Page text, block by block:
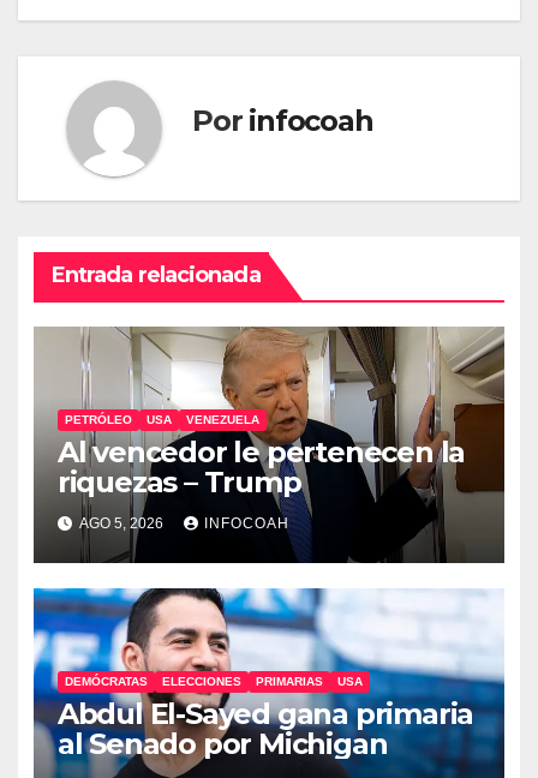
Por infocoah
Entrada relacionada
PETRÓLEO USA VENEZUELA
Al vencedor le pertenecen la
riquezas – Trump
AGO 5, 2026 INFOCOAH
DEMÓCRATAS ELECCIONES PRIMARIAS USA
Abdul El-Sayed gana primaria
al Senado por Michigan